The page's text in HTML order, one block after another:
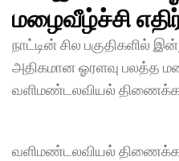
மழைவீழ்ச்சி
நாட்டின் சில பகுதிகளில்
அதிகமான ஓரளவு பலத்த
வளிமண்டலவியல்
வளிமண்டலவியல்